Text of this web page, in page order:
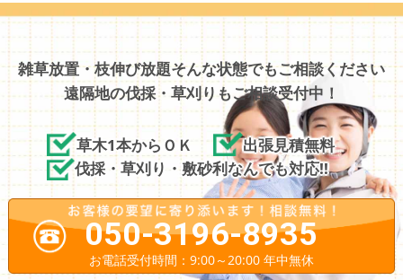
雑草放置・枝伸び放題そんな状態でもご相談ください
遠隔地の伐採・草刈りもご相談受付中！
草木1本からＯＫ
出張見積無料
伐採・草刈り・敷砂利なんでも対応!!
050-3196-8935
お電話受付時間：9:00～20:00 年中無休